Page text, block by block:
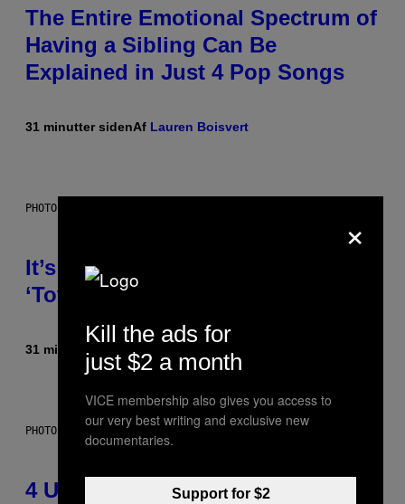
The Entire Emotional Spectrum of
Having a Sibling Can Be
Explained in Just 4 Pop Songs
31 minutter sidenAf Lauren Boisvert
PHOTO: E!
It’s Time for WWE to Bring Back
‘Total Divas’
31 minutter siden Af
PHOTO: GCSHUTTER / GETTY IMAGES
4 Unexpected but Common
×
Kill the ads for
just $2 a month
VICE membership also gives you access to
our very best writing and exclusive new
documentaries.
Support for $2